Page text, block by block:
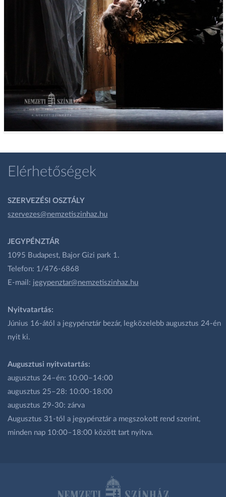
Elérhetőségek
SZERVEZÉSI OSZTÁLY
szervezes@nemzetiszinhaz.hu
JEGYPÉNZTÁR
1095 Budapest, Bajor Gizi park 1.
Telefon: 1/476-6868
E-mail: jegypenztar@nemzetiszinhaz.hu
Nyitvatartás:
Június 16-ától a jegypénztár bezár, legközelebb augusztus 24-én
nyit ki.
Augusztusi nyitvatartás:
augusztus 24–én: 10:00–14:00
augusztus 25–28: 10:00-18:00
augusztus 29-30: zárva
Augusztus 31-től a jegypénztár a megszokott rend szerint,
minden nap 10:00–18:00 között tart nyitva.